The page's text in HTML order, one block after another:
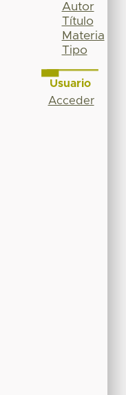
Autor
Título
Materia
Tipo
Usuario
Acceder